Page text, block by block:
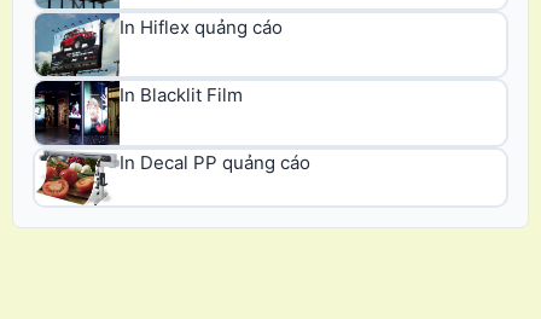
In Hiflex quảng cáo
In Blacklit Film
In Decal PP quảng cáo